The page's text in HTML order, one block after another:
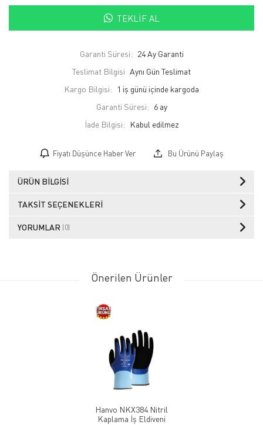
TEKLIF AL
Garanti Süresi: 24 Ay Garanti
Teslimat Bilgisi Aynı Gün Teslimat
Kargo Bilgisi:
1 iş günü içinde kargoda
Garanti Süresi: 6 ay
İade Bilgisi:
Fiyatı Düşünce Haber Ver Bu Ürünü Paylaş
ÜRÜN BILGISI
TAKSIT SEÇENEKLERI
YORUMLAR (0)
Önerilen Ürünler
Hanvo NKX384 Nitril
Kaplama İş Eldiveni